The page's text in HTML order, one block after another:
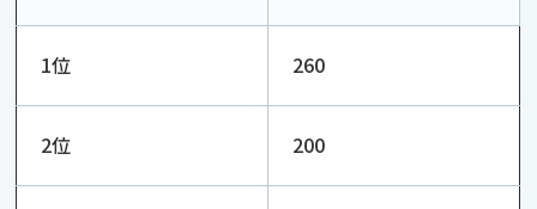
1位 260
2位 200